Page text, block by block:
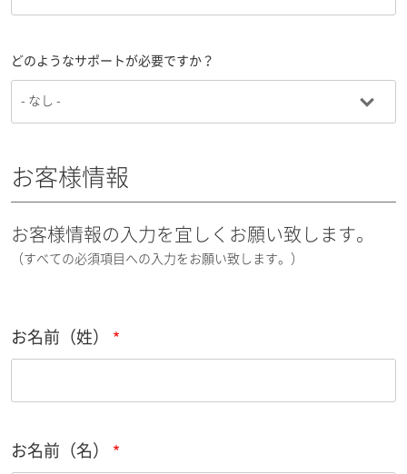
どのようなサポートが必要ですか？
お客様情報
お客様情報の入力を宜しくお願い致します。
（すべての必須項目への入力をお願い致します。）
お名前（姓）
お名前（名）